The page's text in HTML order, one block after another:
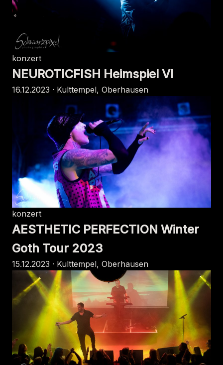
konzert
NEUROTICFISH Heimspiel VI
16.12.2023 · Kulttempel, Oberhausen
konzert
AESTHETIC PERFECTION Winter
Goth Tour 2023
15.12.2023 · Kulttempel, Oberhausen